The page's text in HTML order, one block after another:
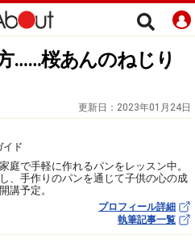
……桜あんのねじり
更新日： 2023年01月24日
イド
庭で手軽に作れるパンをレッスン中。
、手作りのパンを通じて子供の心の成
講予定。
プロフィール詳細
執筆記事一覧